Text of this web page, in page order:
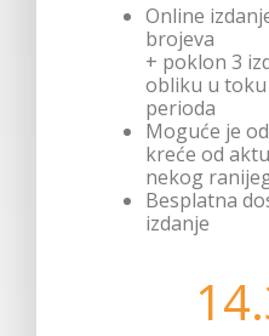
Online
brojeva
+ poklon 3
obliku u
perioda
Moguće je
kreće od
nekog
Besplatna
izdanje